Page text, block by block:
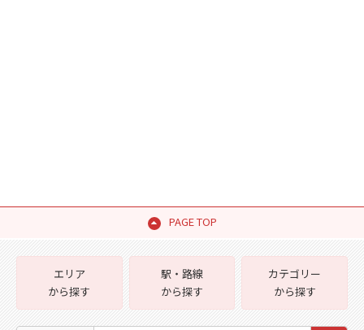
PAGE TOP
エリア
から探す
駅・路線
から探す
カテゴリー
から探す